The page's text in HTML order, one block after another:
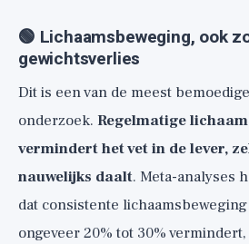
🟢 Lichaamsbeweging, ook
gewichtsverlies
Dit is een van de meest
onderzoek. Regelmatige
vermindert het vet in de lever,
nauwelijks daalt. Meta-analyses
dat consistente
ongeveer 20% tot 30%